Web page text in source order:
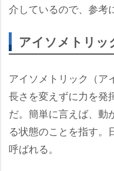
介しているので、参考
アイソメトリッ
アイソメトリック（ア
長さを変えずに力を発
だ。簡単に言えば、動
る状態のことを指す。
呼ばれる。